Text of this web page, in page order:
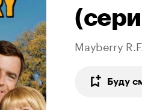
(
Mayberry
Буду